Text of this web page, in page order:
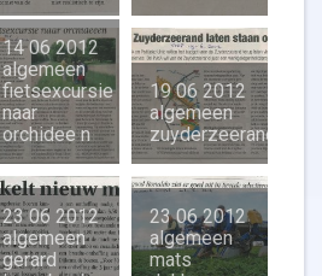
14 06 2012
algemeen
fietsexcursie
naar
orchidee n
19 06 2012
algemeen
zuyderzeerand
23 06 2012
algemeen
gerard
23 06 2012
algemeen
mats